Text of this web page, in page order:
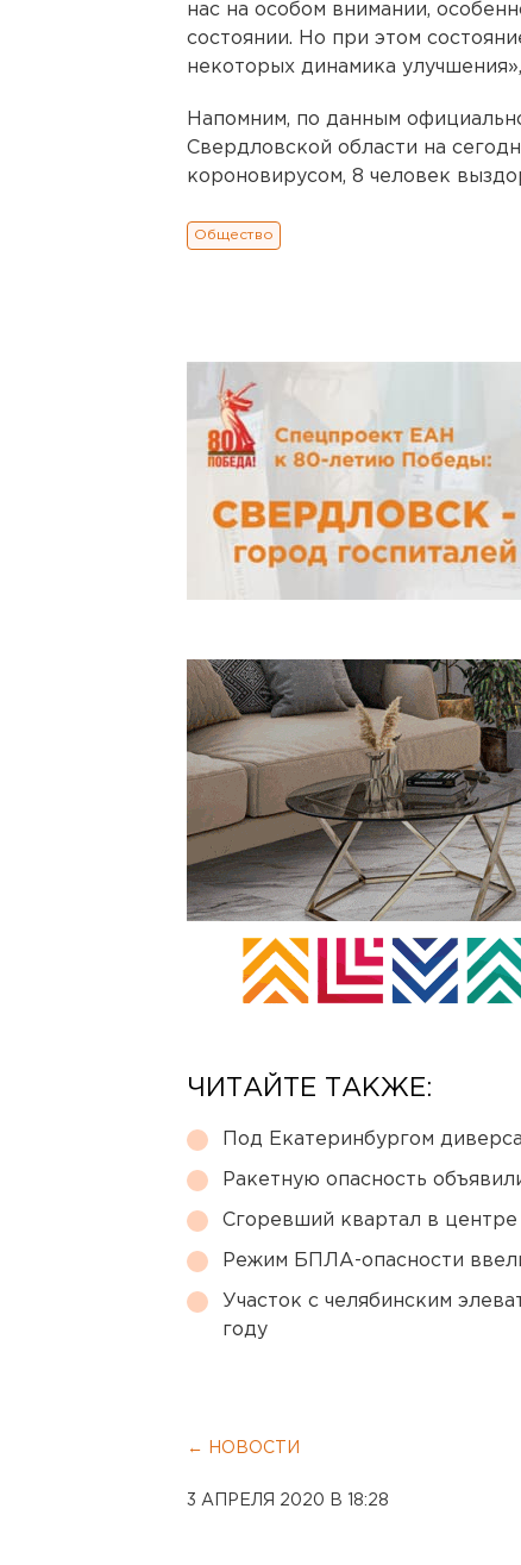
нас на особом внимании,
состоянии. Но при этом
некоторых динамика
Напомним, по данным
Свердловской области на
короновирусом, 8 человек
Общество
ЧИТАЙТЕ ТАКЖЕ:
Под Екатеринбургом
Ракетную опасность
Сгоревший квартал в центре
Режим БПЛА-опасности
Участок с челябинским
году
← НОВОСТИ
3 АПРЕЛЯ 2020 В 18:28